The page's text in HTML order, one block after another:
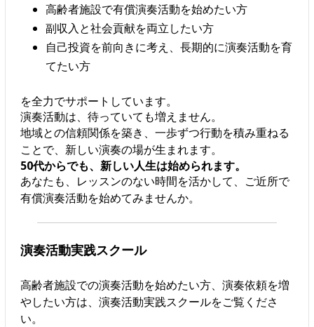
高齢者施設で有償演奏活動を始めたい方
副収入と社会貢献を両立したい方
自己投資を前向きに考え、長期的に演奏活動を育
てたい方
を全力でサポートしています。
演奏活動は、待っていても増えません。
地域との信頼関係を築き、一歩ずつ行動を積み重ねる
ことで、新しい演奏の場が生まれます。
50代からでも、新しい人生は始められます。
あなたも、レッスンのない時間を活かして、ご近所で
有償演奏活動を始めてみませんか。
演奏活動実践スクール
高齢者施設での演奏活動を始めたい方、演奏依頼を増
やしたい方は、演奏活動実践スクールをご覧くださ
い。